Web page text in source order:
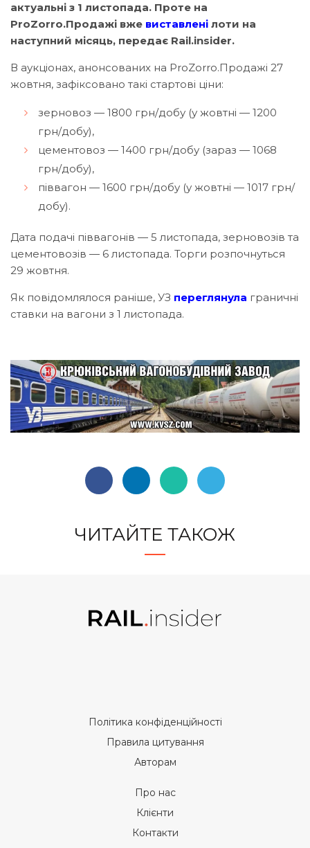
актуальні з 1 листопада. Проте на
ProZorro.Продажі вже виставлені лоти на
наступний місяць, передає Rail.insider.
В аукціонах, анонсованих на ProZorro.Продажі 27
жовтня, зафіксовано такі стартові ціни:
зерновоз — 1800 грн/добу (у жовтні — 1200
грн/добу),
цементовоз — 1400 грн/добу (зараз — 1068
грн/добу),
піввагон — 1600 грн/добу (у жовтні — 1017 грн/
добу).
Дата подачі піввагонів — 5 листопада, зерновозів та
цементовозів — 6 листопада. Торги розпочнуться
29 жовтня.
Як повідомлялося раніше, УЗ переглянула граничні
ставки на вагони з 1 листопада.
ЧИТАЙТЕ ТАКОЖ
Політика конфіденційності
Правила цитування
Авторам
Про нас
Клієнти
Контакти